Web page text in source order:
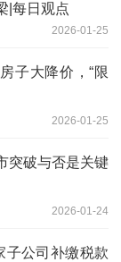
|每日观点
2026-01-25
子大降价，“限
2026-01-25
突破与否是关键
2026-01-24
子公司补缴税款